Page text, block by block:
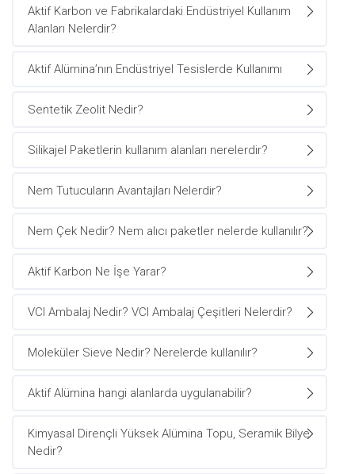
Aktif Karbon ve Fabrikalardaki Endüstriyel Kullanım
Alanları Nelerdir?
Aktif Alümina’nın Endüstriyel Tesislerde Kullanımı
Sentetik Zeolit Nedir?
Silikajel Paketlerin kullanım alanları nerelerdir?
Nem Tutucuların Avantajları Nelerdir?
Nem Çek Nedir? Nem alıcı paketler nelerde kullanılır?
Aktif Karbon Ne İşe Yarar?
VCI Ambalaj Nedir? VCI Ambalaj Çeşitleri Nelerdir?
Moleküler Sieve Nedir? Nerelerde kullanılır?
Aktif Alümina hangi alanlarda uygulanabilir?
Kimyasal Dirençli Yüksek Alümina Topu, Seramik Bilye
Nedir?